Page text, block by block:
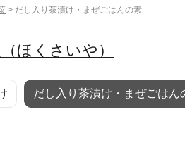
だもの
菓子 和菓子
味・雑貨
ッチン用品 ファッ
> だし入り茶漬け・まぜごはんの素
ほくさいや）
だし入り茶漬け・まぜごはん